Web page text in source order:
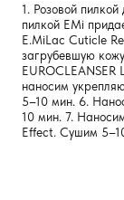
1. Розовой
пилкой EMi
E.MiLaс Cuticle
загрубевшую
EUROCLEANSER
наносим
5–10 мин. 6.
10 мин. 7.
Effect. Сушим